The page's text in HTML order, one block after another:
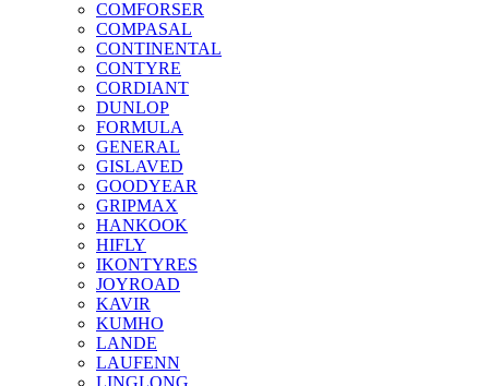
COMFORSER
COMPASAL
CONTINENTAL
CONTYRE
CORDIANT
DUNLOP
FORMULA
GENERAL
GISLAVED
GOODYEAR
GRIPMAX
HANKOOK
HIFLY
IKONTYRES
JOYROAD
KAVIR
KUMHO
LANDE
LAUFENN
LINGLONG